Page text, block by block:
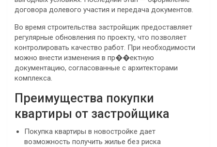
договора долевого участия и передача документов.
Во время строительства застройщик предоставляет
регулярные обновления по проекту, что позволяет
контролировать качество работ. При необходимости
можно внести изменения в пр��ектную
документацию, согласованные с архитекторами
комплекса.
Преимущества покупки
квартиры от застройщика
Покупка квартиры в новостройке дает
возможность получить жилье без риска